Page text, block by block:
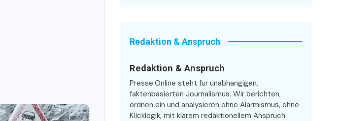
Redaktion & Anspruch
Redaktion & Anspruch
Presse.Online steht für unabhängigen,
faktenbasierten Journalismus. Wir berichten,
ordnen ein und analysieren ohne Alarmismus, ohne
Klicklogik, mit klarem redaktionellem Anspruch.